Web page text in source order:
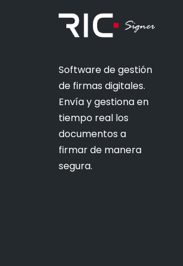
Software de gestión
de firmas digitales.
Envía y gestiona en
tiempo real los
documentos a
firmar de manera
segura.